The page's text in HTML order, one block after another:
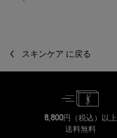
スキンケア に戻る
8,800円（税込）以上
送料無料